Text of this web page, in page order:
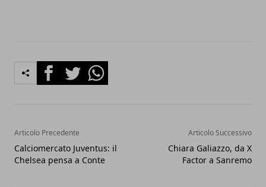
FacebookTwitterWhatsapp
Articolo Precedente
Calciomercato Juventus: il
Chelsea pensa a Conte
Articolo Successivo
Chiara Galiazzo, da X
Factor a Sanremo